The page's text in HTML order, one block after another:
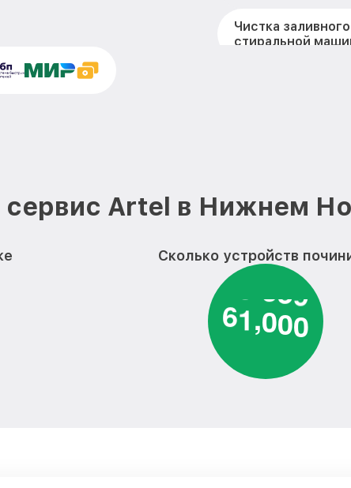
Чистка
стиральной
Ремонт или
Замена бака
Замена опоры
Ремонт
Artel в Нижнем
Сколько устройств
61,000